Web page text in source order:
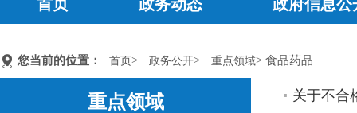
首页 政务动态 政府信息公
您当前的位置： 首页> 政务公开> 重点领域> 食品药品
重点领域 关于不合